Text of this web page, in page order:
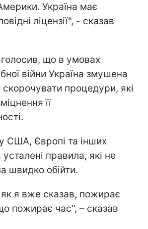
Україна має
ліцензії", - сказав
що в умовах
війни Україна змушена
процедури, які
її
США, Європі та інших
усталені правила, які не
швидко обійти.
я вже сказав, пожирає
пожирає час", – сказав